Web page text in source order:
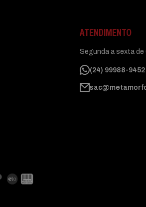
ATENDIMENTO
Segunda a sexta de
(24) 99988-9452